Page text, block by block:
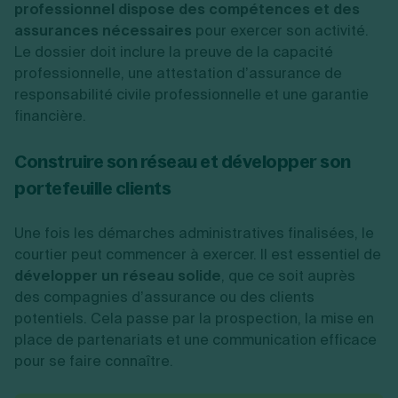
professionnel dispose des compétences et des
assurances nécessaires pour exercer son activité.
Le dossier doit inclure la preuve de la capacité
professionnelle, une attestation d’assurance de
responsabilité civile professionnelle et une garantie
financière.
Construire son réseau et développer son
portefeuille clients
Une fois les démarches administratives finalisées, le
courtier peut commencer à exercer. Il est essentiel de
développer un réseau solide, que ce soit auprès
des compagnies d’assurance ou des clients
potentiels. Cela passe par la prospection, la mise en
place de partenariats et une communication efficace
pour se faire connaître.